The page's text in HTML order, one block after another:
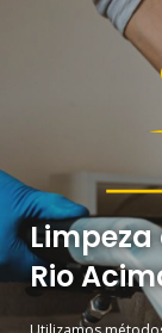
Rio